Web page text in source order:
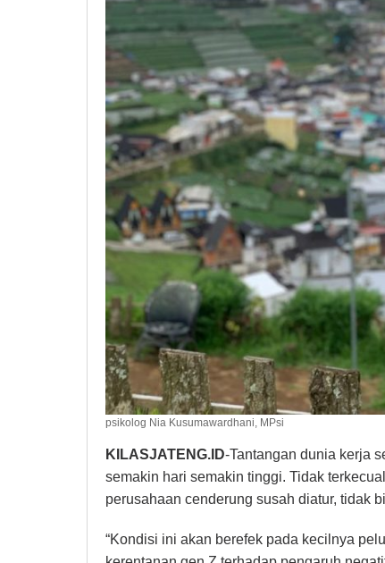
psikolog Nia Kusumawardhani, MPsi
KILASJATENG.ID-Tantangan dunia kerja
semakin hari semakin tinggi. Tidak
perusahaan cenderung susah diatur, tidak
“Kondisi ini akan berefek pada kecilnya